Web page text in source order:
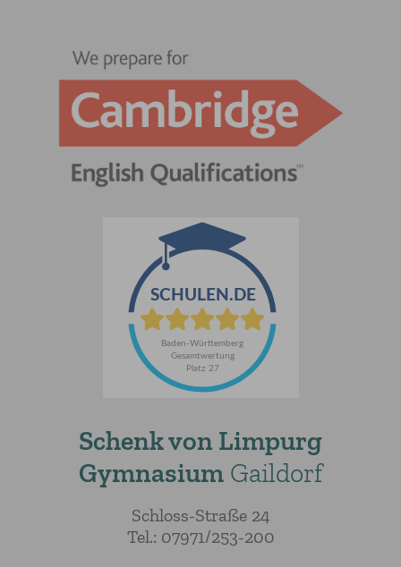
Schenk von Limpurg
Gymnasium Gaildorf
Schloss-Straße 24
Tel.: 07971/253-200